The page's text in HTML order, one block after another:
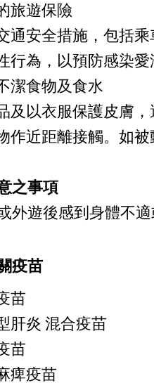
旅遊保險
通安全措施，包括
行為，以預防感染
潔食物及食水
及以衣服保護皮膚
作近距離接觸。如
之事項
外遊後感到身體不
疫苗
苗
肝炎 混合疫苗
苗
痺疫苗